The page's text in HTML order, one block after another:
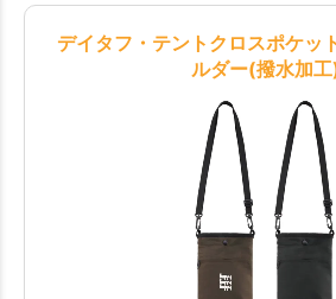
デイタフ・テントクロスポケッ
ルダー(撥水加工